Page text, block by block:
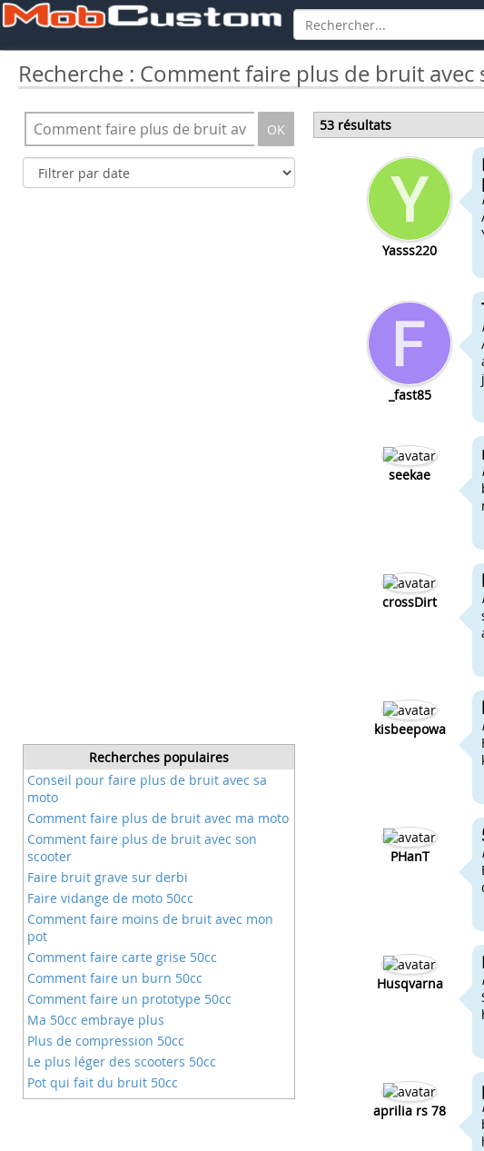
Recherche : Comment faire plus de bruit avec
OK
Recherches populaires
Conseil pour faire plus de bruit avec sa
moto
Comment faire plus de bruit avec ma moto
Comment faire plus de bruit avec son
scooter
Faire bruit grave sur derbi
Faire vidange de moto 50cc
Comment faire moins de bruit avec mon
pot
Comment faire carte grise 50cc
Comment faire un burn 50cc
Comment faire un prototype 50cc
Ma 50cc embraye plus
Plus de compression 50cc
Le plus léger des scooters 50cc
Pot qui fait du bruit 50cc
Comment bien faire chauffer sa 50cc
53 résultats
Yasss220
_fast85
seekae
crossDirt
kisbeepowa
PHanT
Husqvarna
aprilia rs 78